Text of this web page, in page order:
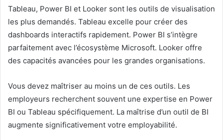
Tableau, Power BI et Looker sont les outils de visualisation
les plus demandés. Tableau excelle pour créer des
dashboards interactifs rapidement. Power BI s’intègre
parfaitement avec l’écosystème Microsoft. Looker offre
des capacités avancées pour les grandes organisations.
Vous devez maîtriser au moins un de ces outils. Les
employeurs recherchent souvent une expertise en Power
BI ou Tableau spécifiquement. La maîtrise d’un outil de BI
augmente significativement votre employabilité.